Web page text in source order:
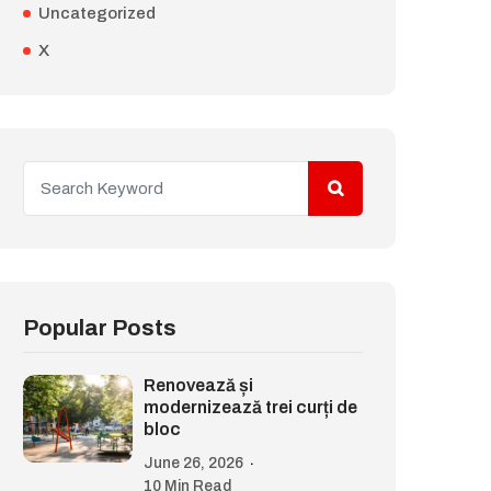
Uncategorized
X
Popular Posts
Renovează și
modernizează trei curți de
bloc
June 26, 2026
10 Min Read